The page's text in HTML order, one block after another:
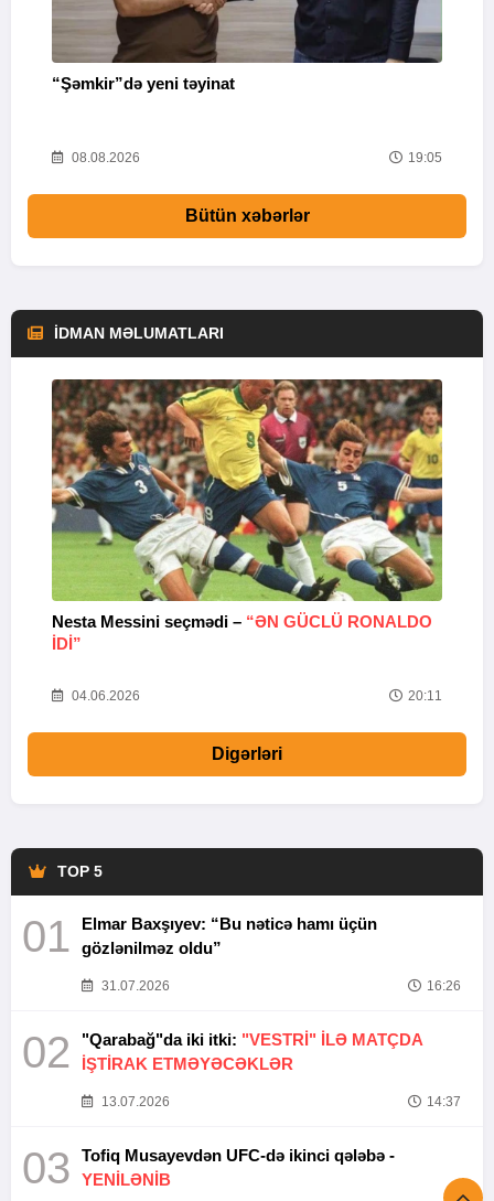
“Şəmkir”də yeni təyinat
08.08.2026 19:05
Bütün xəbərlər
İDMAN MƏLUMATLARI
Nesta Messini seçmədi – “ƏN GÜCLÜ RONALDO
IDI”
04.06.2026 20:11
Digərləri
TOP 5
01
Elmar Baxşıyev: “Bu nəticə hamı üçün
gözlənilməz oldu”
31.07.2026 16:26
02 "Qarabağ"da iki itki: "VESTRİ" İLƏ MATÇDA
İŞTİRAK ETMƏYƏCƏKLƏR
13.07.2026 14:37
03
Tofiq Musayevdən UFC-də ikinci qələbə -
YENİLƏNİB